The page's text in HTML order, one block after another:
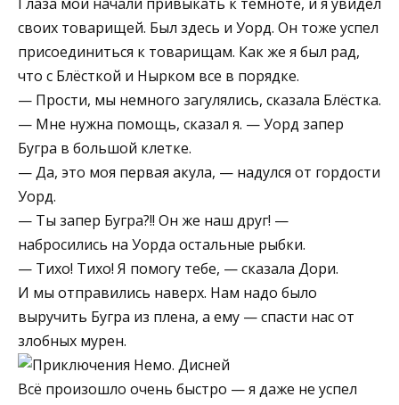
своих товарищей. Был здесь и Уорд. Он тоже успел
присоединиться к товарищам. Как же я был рад,
что с Блёсткой и Нырком все в порядке.
— Прости, мы немного загулялись, сказала Блёстка.
— Мне нужна помощь, сказал я. — Уорд запер
Бугра в большой клетке.
— Да, это моя первая акула, — надулся от гордости
Уорд.
— Ты запер Бугра?!! Он же наш друг! —
набросились на Уорда остальные рыбки.
— Тихо! Тихо! Я помогу тебе, — сказала Дори.
И мы отправились наверх. Нам надо было
выручить Бугра из плена, а ему — спасти нас от
злобных мурен.
Всё произошло очень быстро — я даже не успел